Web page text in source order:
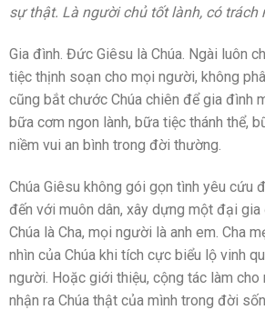
sự thật. Là người chủ tốt lành, có trách
Gia đình. Đức Giêsu là Chúa. Ngài luôn
tiệc thịnh soạn cho mọi người, không
cũng bắt chước Chúa chiên để gia đình
bữa cơm ngon lành, bữa tiệc thánh thể,
niềm vui an bình trong đời thường.
Chúa Giêsu không gói gọn tình yêu cứu
đến với muôn dân, xây dựng một đại gia
Chúa là Cha, mọi người là anh em. Cha
nhìn của Chúa khi tích cực biểu lộ vinh
người. Hoặc giới thiệu, cộng tác làm
nhận ra Chúa thật của mình trong đời